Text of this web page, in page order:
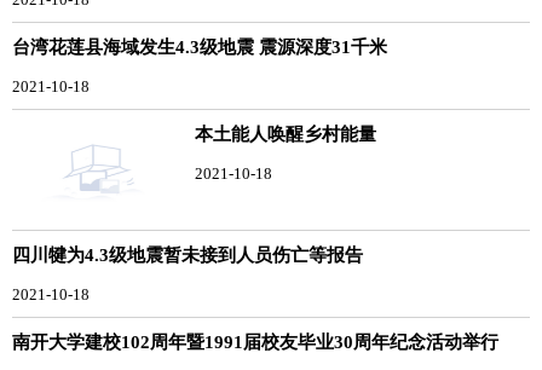
台湾花莲县海域发生4.3级地震 震源深度31千米
2021-10-18
本土能人唤醒乡村能量
2021-10-18
四川犍为4.3级地震暂未接到人员伤亡等报告
2021-10-18
南开大学建校102周年暨1991届校友毕业30周年纪念活动举行